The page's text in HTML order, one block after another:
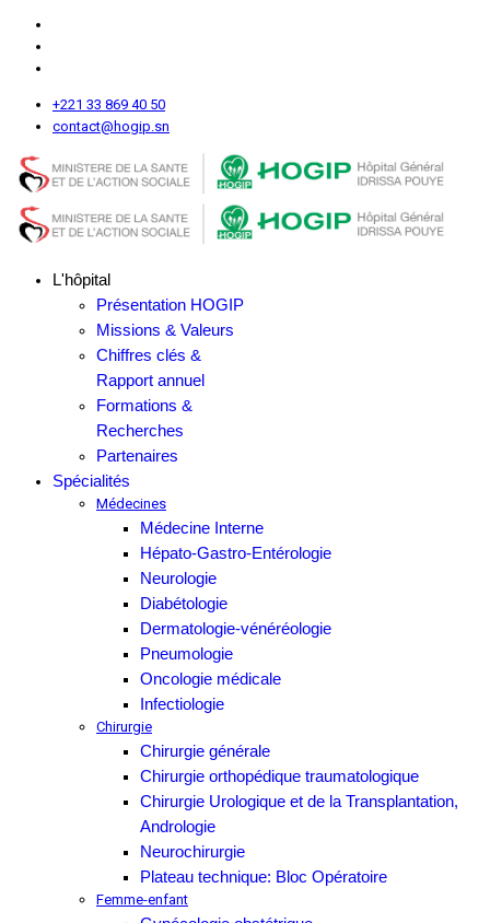
+221 33 869 40 50
contact@hogip.sn
L'hôpital
Présentation HOGIP
Missions & Valeurs
Chiffres clés &
Rapport annuel
Formations &
Recherches
Partenaires
Spécialités
Médecines
Médecine Interne
Hépato-Gastro-Entérologie
Neurologie
Diabétologie
Dermatologie-vénéréologie
Pneumologie
Oncologie médicale
Infectiologie
Chirurgie
Chirurgie générale
Chirurgie orthopédique traumatologique
Chirurgie Urologique et de la Transplantation,
Andrologie
Neurochirurgie
Plateau technique: Bloc Opératoire
Femme-enfant